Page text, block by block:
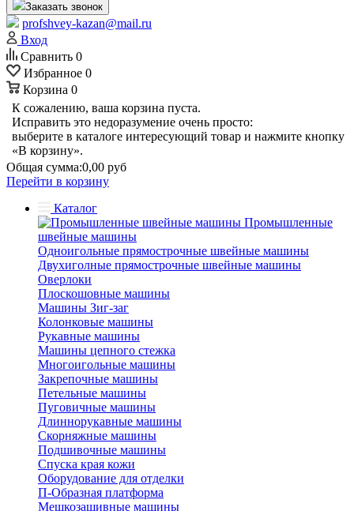
Заказать звонок
profshvey-kazan@mail.ru
Вход
Сравнить 0
Избранное 0
Корзина 0
К сожалению, ваша корзина пуста.
Исправить это недоразумение очень просто:
выберите в каталоге интересующий товар и нажмите кнопку
«В корзину».
Общая сумма:0,00 руб
Перейти в корзину
Каталог
Промышленные
швейные машины
Одноигольные прямострочные швейные машины
Двухиголные прямострочные швейные машины
Оверлоки
Плоскошовные машины
Машины Зиг-заг
Колонковые машины
Рукавные машины
Машины цепного стежка
Многоигольные машины
Закрепочные машины
Петельные машины
Пуговичные машины
Длиннорукавные машины
Скорняжные машины
Подшивочные машины
Спуска края кожи
Оборудование для отделки
П-Образная платформа
Мешкозашивные машины